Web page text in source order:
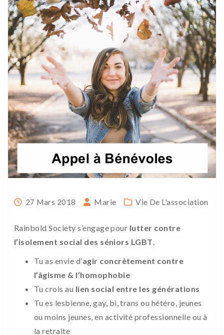
27 Mars 2018 Marie Vie De L'association
Rainbold Society s’engage pour lutter contre
l’isolement social des séniors LGBT.
Tu as envie d’agir concrètement contre
l’âgisme & l’homophobie
Tu crois au lien social entre les générations
Tu es lesbienne, gay, bi, trans ou hétéro, jeunes
ou moins jeunes, en activité professionnelle ou à
la retraite